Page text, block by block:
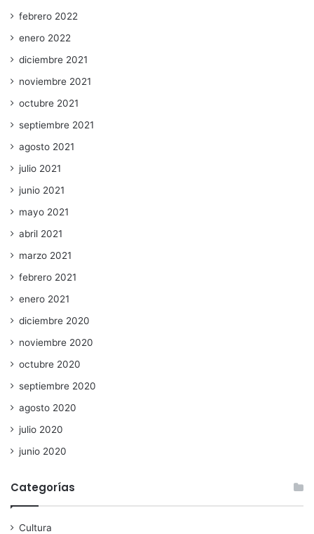
febrero 2022
enero 2022
diciembre 2021
noviembre 2021
octubre 2021
septiembre 2021
agosto 2021
julio 2021
junio 2021
mayo 2021
abril 2021
marzo 2021
febrero 2021
enero 2021
diciembre 2020
noviembre 2020
octubre 2020
septiembre 2020
agosto 2020
julio 2020
junio 2020
Categorías
Cultura